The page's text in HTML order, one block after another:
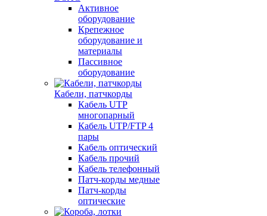
Активное
оборудование
Крепежное
оборудование и
материалы
Пассивное
оборудование
Кабели, патчкорды
Кабель UTP
многопарный
Кабель UTP/FTP 4
пары
Кабель оптический
Кабель прочий
Кабель телефонный
Патч-корды медные
Патч-корды
оптические